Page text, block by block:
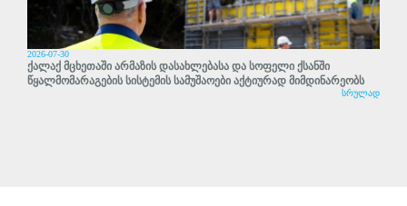
2026-07-30
ქალაქ მცხეთაში არმაზის დასახლებასა და სოფელი ქსანში
წყალმომარაგების სისტემის სამუშაოები აქტიურად მიმდინარეობს
სრულად